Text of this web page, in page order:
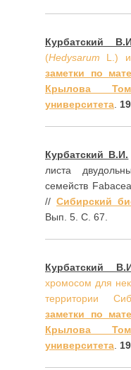
Курбатский
(Hedysarum L.)
заметки по
Крылова
университета.
Курбатский В.И.
листа
семейств
// Сибирский
Вып. 5. С. 67.
Курбатский
хромосом для
территории
заметки по
Крылова
университета.